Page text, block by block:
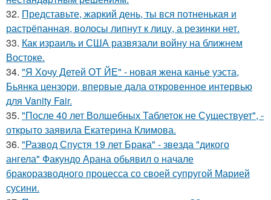
32. Представьте, жаркий день, ты вся потненькая и
растрёпанная, волосы липнут к лицу, а резинки нет.
33. Как израиль и США развязали войну на ближнем
Востоке.
34. "Я Хочу Детей ОТ ЙЕ" - новая жена канье уэста,
Бьянка цензори, впервые дала откровенное интервью
для Vanity Fair.
35. "После 40 лет Волшебных Таблеток не Существует", -
открыто заявила Екатерина Климова.
36. "Развод Спустя 19 лет Брака" - звезда "дикого
ангела" Факундо Арана обьявил о начале
бракоразводного процесса со своей супругой Марией
сусини.